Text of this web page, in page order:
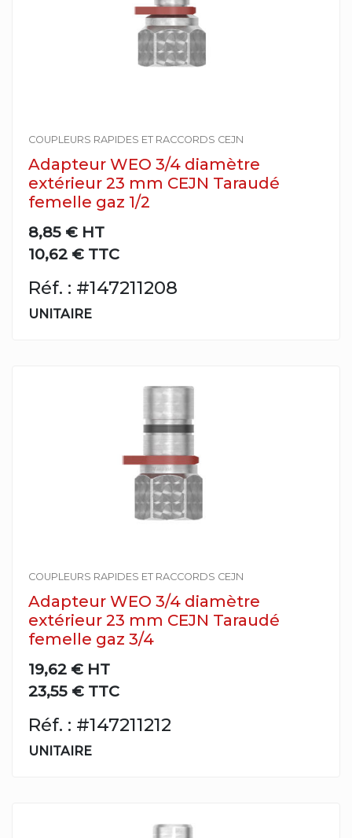
COUPLEURS RAPIDES ET RACCORDS CEJN
Adapteur WEO 3/4 diamètre
extérieur 23 mm CEJN Taraudé
femelle gaz 1/2
8,85 € HT
10,62 € TTC
Réf. : #147211208
UNITAIRE
COUPLEURS RAPIDES ET RACCORDS CEJN
Adapteur WEO 3/4 diamètre
extérieur 23 mm CEJN Taraudé
femelle gaz 3/4
19,62 € HT
23,55 € TTC
Réf. : #147211212
UNITAIRE